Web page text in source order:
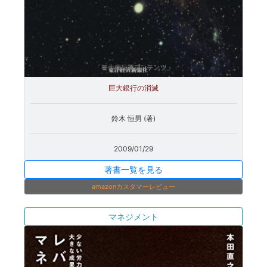
巨大銀行の消滅
鈴木 恒男 (著)
2009/01/29
著書一覧を見る
amazonカスタマーレビュー
マネジメント